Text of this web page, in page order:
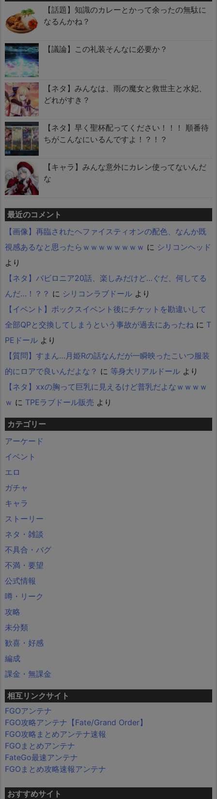
【話題】知識のカレーとかって余ったの無駄に
なるんかね？
【議論】この礼装そんなに必要か？
【ネタ】みんなは、雨の魔女と救世主と水妃、
どれがすき？
【ネタ】早く聖杯配ってください！！！ 順番待
ちがこんなにいるんですよ！？！？
【キャラ】みんな意外にカレン使ってないんだ
な
最近のコメント
【画像】再臨されたヘファイスティオンの配色、なんか既
視感あるなと思ったらｗｗｗｗｗｗｗｗ に シリコンヘッド
より
【ネタ】バビロニア20話、楽しみだけど…ぐだ、何してる
んだ…！？？ に シリコンラブドール より
【イベント】ボックスイベント後にチケットを勘違いして
全部QPと交換してしまうという事故が過去にあったね に T
PEドール より
【質問】すまん…月姫Rの話なんだが一瞬映ったこいつ服装
的にロアで良いんだよな？ に 等身大リアルドール より
【ネタ】xxの胸って巨乳に見えるけど普乳だよなｗｗｗｗ
ｗ に TPEラブドール販売 より
カテゴリー
アーケード
イベント
エロ
ガチャ
キャラ
ストーリー
ネタ・雑談
不具合・バグ
不満・要望
公式情報
噂・リーク
攻略
未分類
歓喜・好感
編成
課金・無課金
相互リンクサイト
FGOアンテナ
FGO攻略アンテナ【Fate/Grand Order】
FGO攻略まとめアンテナ速報
FGOまとめアンテナ
FateGo最速アンテナ
FGOまとめ攻略速報アンテナ
おすすめサイト